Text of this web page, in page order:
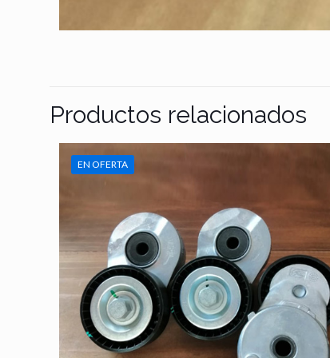
Productos relacionados
EN OFERTA